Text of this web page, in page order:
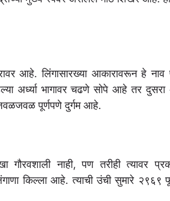
आहे. लिंगासारख्या आकारावरून हे
अर्ध्या भागावर चढणे सोपे आहे तर
पूर्णपणे दुर्गम आहे.
गौरवशाली नाही, पण तरीही त्यावर
किल्ला आहे. त्याची उंची सुमारे